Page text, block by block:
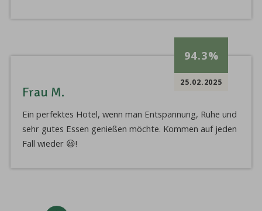
94.3%
25.02.2025
Frau M.
Ein perfektes Hotel, wenn man Entspannung, Ruhe und
sehr gutes Essen genießen möchte. Kommen auf jeden
Fall wieder 😃!